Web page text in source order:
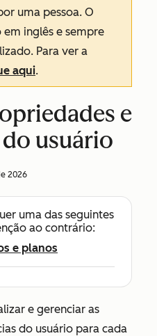
uma pessoa. O
inglês e sempre
Para ver a
aqui.
e
usuário
2026
uma das seguintes
ao contrário:
e planos
e gerenciar as
do usuário para cada